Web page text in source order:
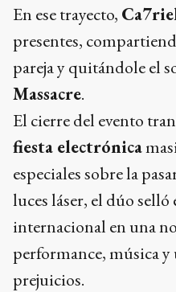
En ese trayecto,
presentes,
pareja y quitándole el
Massacre.
El cierre del evento
fiesta electrónica
especiales sobre la
luces láser, el dúo
internacional en una
performance, música
prejuicios.